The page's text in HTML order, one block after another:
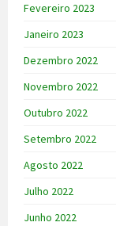
Fevereiro 2023
Janeiro 2023
Dezembro 2022
Novembro 2022
Outubro 2022
Setembro 2022
Agosto 2022
Julho 2022
Junho 2022